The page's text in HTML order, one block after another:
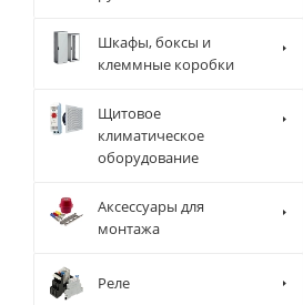
Шкафы, боксы и
клеммные коробки
Щитовое
климатическое
оборудование
Аксессуары для
монтажа
Реле